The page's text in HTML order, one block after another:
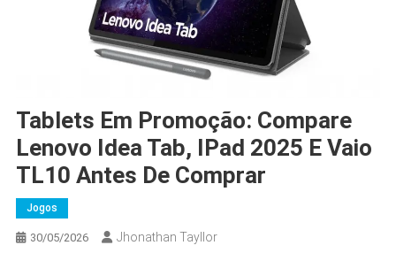
Tablets Em Promoção: Compare
Lenovo Idea Tab, IPad 2025 E Vaio
TL10 Antes De Comprar
Jogos
30/05/2026 Jhonathan Tayllor